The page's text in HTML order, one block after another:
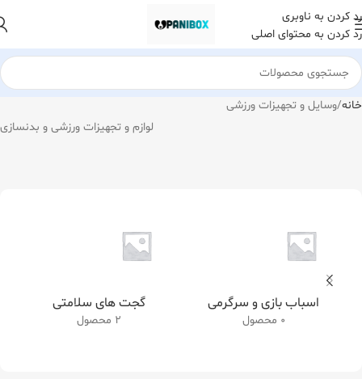
رد کردن به ناوبری
رد کردن به محتوای اصلی
خانه وسایل و تجهیزات ورزشی
لوازم و تجهیزات ورزشی و بدنسازی
اسباب بازی و سرگرمی
0 محصول
گجت های سلامتی
2 محصول